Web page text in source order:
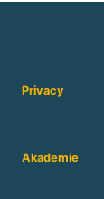
Privacy
Akademie